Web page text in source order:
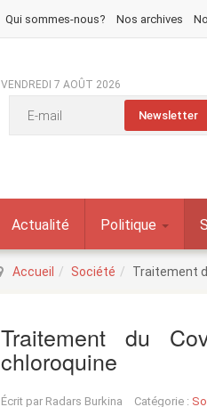
Qui sommes-nous? Nos archives
VENDREDI 7 AOÛT 2026
Actualité Politique
Accueil Société Traitement
Traitement du
chloroquine
Écrit par Radars Burkina Catégorie :